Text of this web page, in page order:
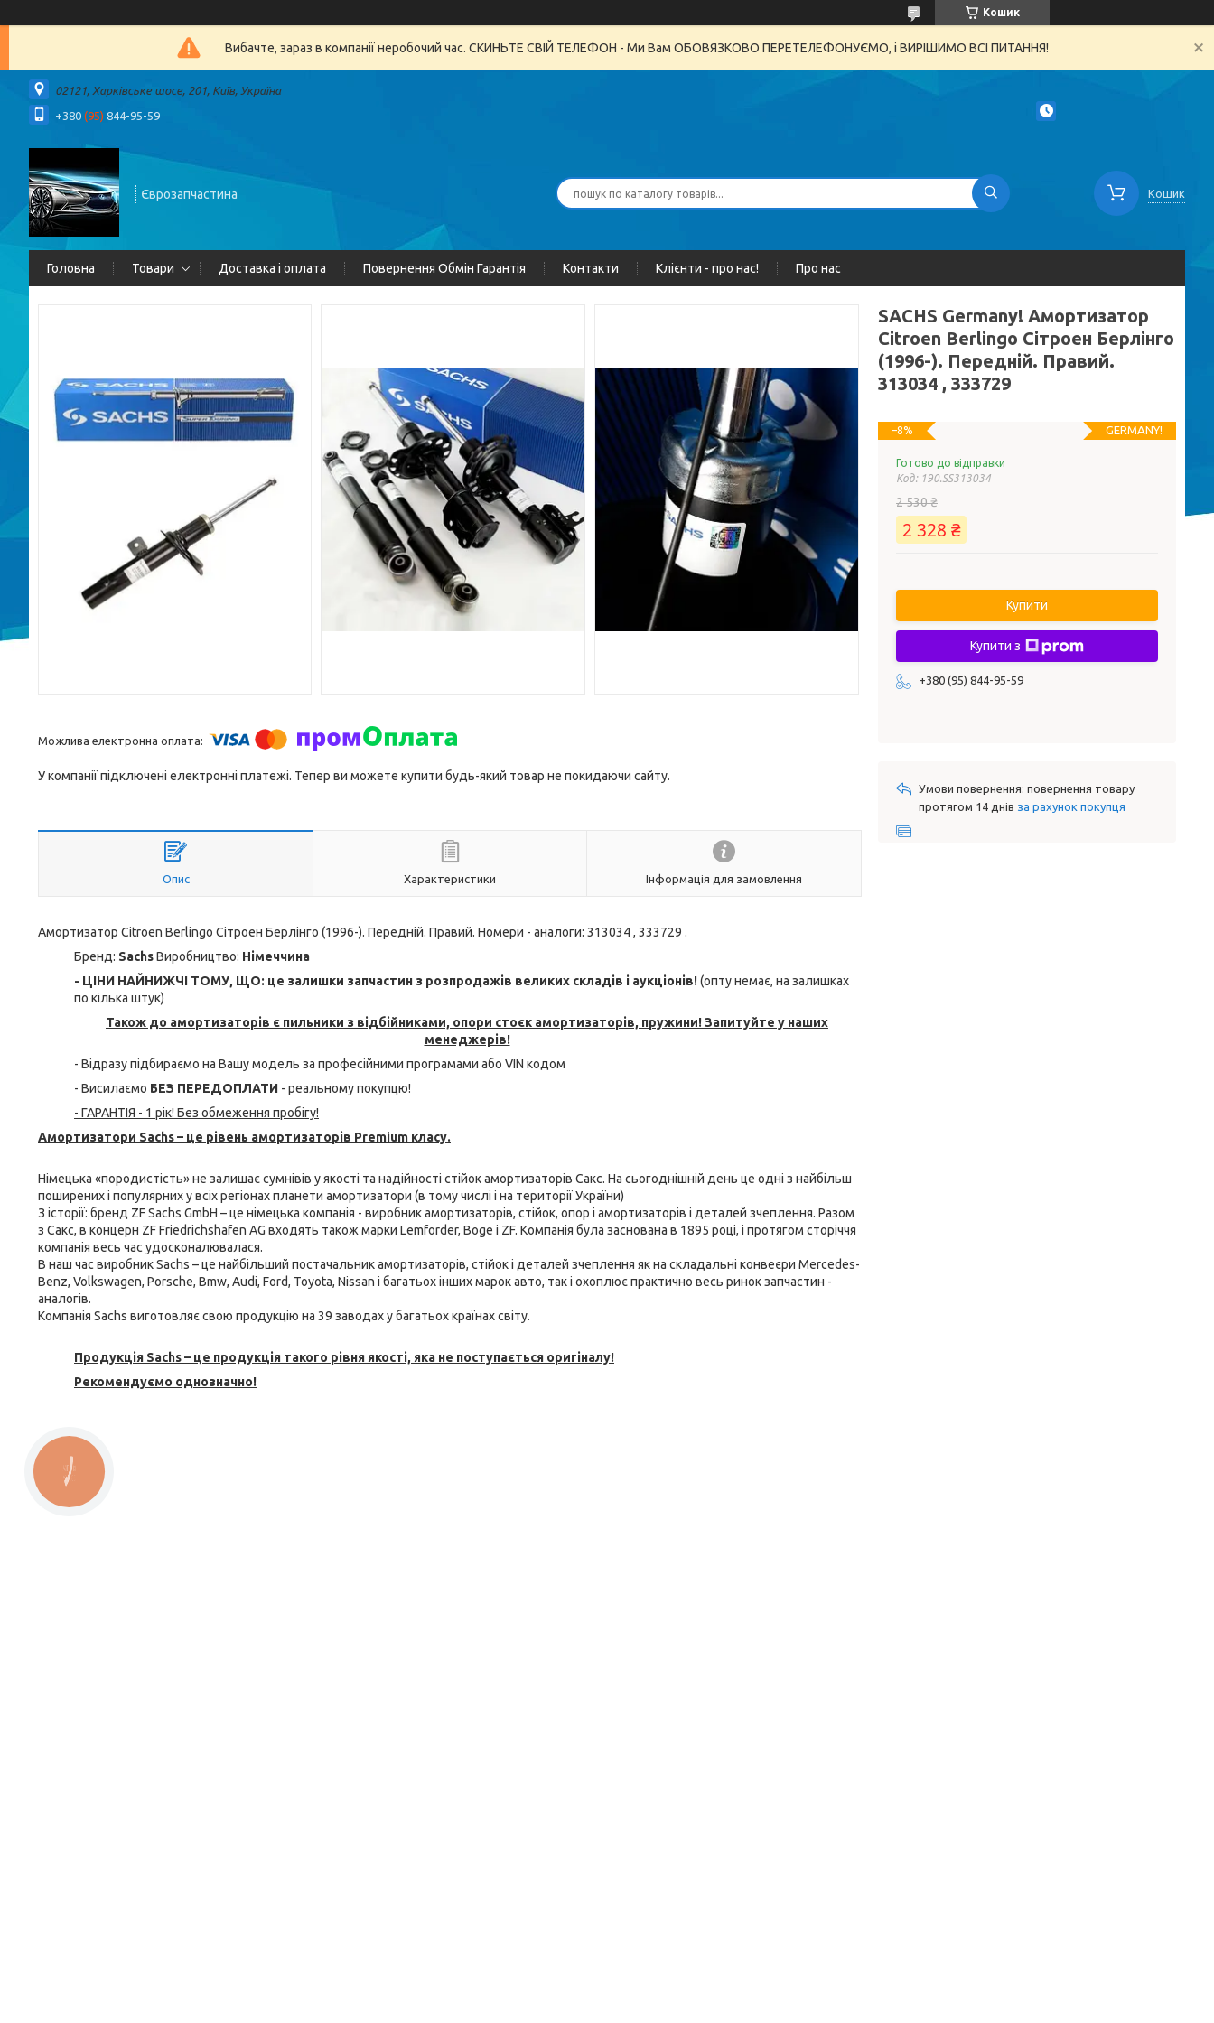
Кошик
Вибачте, зараз в компанії неробочий час. СКИНЬТЕ СВІЙ ТЕЛЕФОН - Ми Вам ОБОВЯЗКОВО ПЕРЕТЕЛЕФОНУЄМО, і ВИРІШИМО ВСІ ПИТАННЯ!
02121, Харківське шосе, 201, Київ, Україна
+380 (95) 844-95-59
Єврозапчастина Кошик
Головна Товари Доставка і оплата Повернення Обмін Гарантія Контакти Клієнти - про нас! Про нас
У компанії підключені електронні платежі. Тепер ви можете купити будь-який товар не покидаючи сайту.
Опис Характеристики Інформація для замовлення
Амортизатор Citroen Berlingo Сітроен Берлінго (1996-). Передній. Правий. Номери - аналоги: 313034 , 333729 .
Бренд: SachsВиробництво: Німеччина
- ЦІНИ НАЙНИЖЧІ ТОМУ, ЩО: це залишки запчастин з розпродажів великих складів і аукціонів!(опту немає, на залишках
по кілька штук)
Також до амортизаторів є пильники з відбійниками, опори стоєк амортизаторів, пружини! Запитуйте у наших
менеджерів!
- Відразу підбираємо на Вашу модель за професійними програмами або VIN кодом
- Висилаємо БЕЗ ПЕРЕДОПЛАТИ - реальному покупцю!
- ГАРАНТІЯ - 1 рік! Без обмеження пробігу!
Амортизатори Sachs – це рівень амортизаторів Premium класу.
Німецька «породистість» не залишає сумнівів у якості та надійності стійок амортизаторів Сакс. На сьогоднішній день це одні з найбільш
поширених і популярних у всіх регіонах планети амортизатори (в тому числі і на території України)
З історії: бренд ZF Sachs GmbH – це німецька компанія - виробник амортизаторів, стійок, опор і амортизаторів і деталей зчеплення. Разом
з Сакс, в концерн ZF Friedrichshafen AG входять також марки Lemforder, Boge і ZF. Компанія була заснована в 1895 році, і протягом сторіччя
компанія весь час удосконалювалася.
В наш час виробник Sachs – це найбільший постачальникамортизаторів, стійок і деталей зчеплення як на складальні конвеєри Mercedes-
Benz, Volkswagen, Porsche, Bmw, Audi, Ford, Toyota, Nissan і багатьох інших марок авто, так і охоплює практично весь ринок запчастин -
аналогів.
Компанія Sachs виготовляє свою продукцію на 39 заводах у багатьох країнах світу.
Продукція Sachs – це продукція такого рівня якості, яка не поступається оригіналу!
Рекомендуємо однозначно!
SACHS Germany! Амортизатор
Citroen Berlingo Сітроен Берлінго
(1996-). Передній. Правий.
313034 , 333729
GERMANY!
–8%
Готово до відправки
Код: 190.SS313034
2 530 ₴
2 328 ₴
Купити
Купити з
+380 (95) 844-95-59
повернення товару
протягом 14 днів за рахунок покупця
КНОПКА
ЗВ'ЯЗКУ